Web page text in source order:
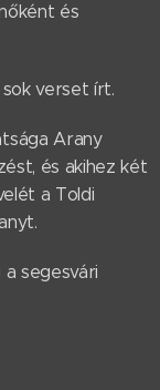
és
sok verset írt.
Arany
és akihez két
a Toldi
a segesvári